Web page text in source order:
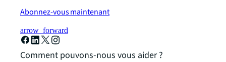
Abonnez-vous maintenant
arrow_forward
Comment pouvons-nous vous aider ?